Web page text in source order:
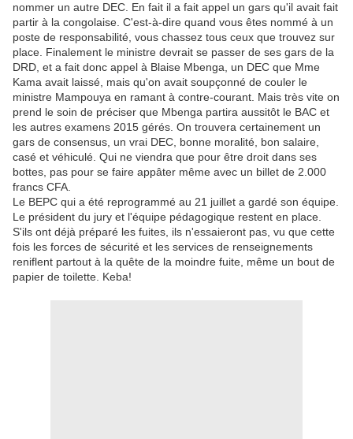
nommer un autre DEC. En fait il a fait appel un gars qu'il avait fait
partir à la congolaise. C'est-à-dire quand vous êtes nommé à un
poste de responsabilité, vous chassez tous ceux que trouvez sur
place. Finalement le ministre devrait se passer de ses gars de la
DRD, et a fait donc appel à Blaise Mbenga, un DEC que Mme
Kama avait laissé, mais qu'on avait soupçonné de couler le
ministre Mampouya en ramant à contre-courant. Mais très vite on
prend le soin de préciser que Mbenga partira aussitôt le BAC et
les autres examens 2015 gérés. On trouvera certainement un
gars de consensus, un vrai DEC, bonne moralité, bon salaire,
casé et véhiculé. Qui ne viendra que pour être droit dans ses
bottes, pas pour se faire appâter même avec un billet de 2.000
francs CFA.
Le BEPC qui a été reprogrammé au 21 juillet a gardé son équipe.
Le président du jury et l'équipe pédagogique restent en place.
S'ils ont déjà préparé les fuites, ils n'essaieront pas, vu que cette
fois les forces de sécurité et les services de renseignements
reniflent partout à la quête de la moindre fuite, même un bout de
papier de toilette. Keba!